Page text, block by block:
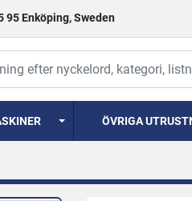
95 Enköping, Sweden
ÖVRIGA